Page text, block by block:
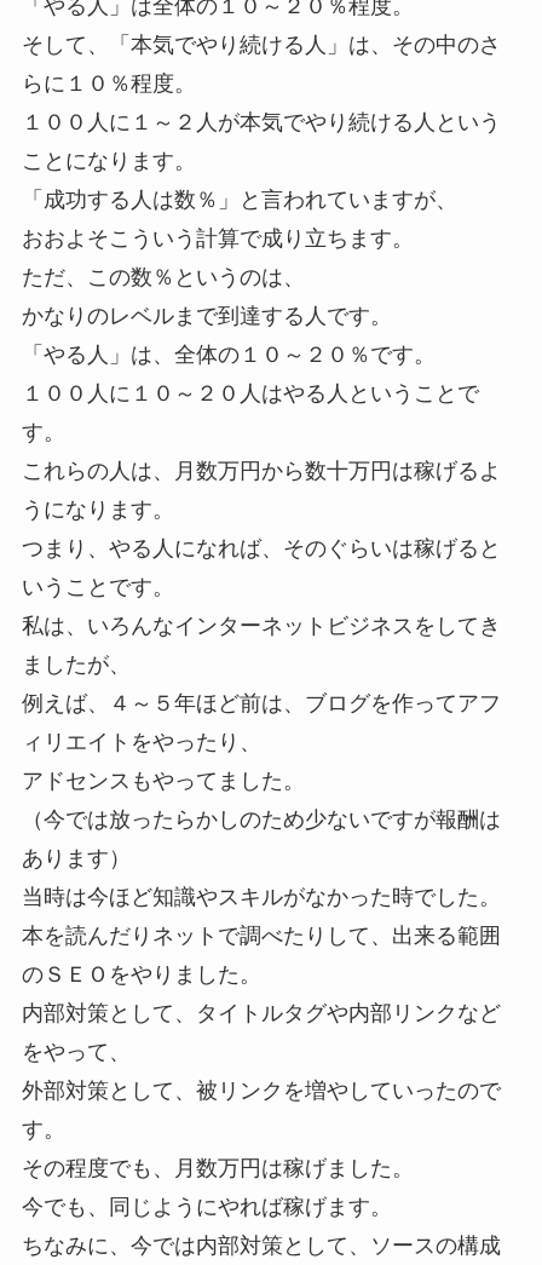
「やる人」は全体の１０～２０％程度。
そして、「本気でやり続ける人」は、その中のさ
らに１０％程度。
１００人に１～２人が本気でやり続ける人という
ことになります。
「成功する人は数％」と言われていますが、
おおよそこういう計算で成り立ちます。
ただ、この数％というのは、
かなりのレベルまで到達する人です。
「やる人」は、全体の１０～２０％です。
１００人に１０～２０人はやる人ということで
す。
これらの人は、月数万円から数十万円は稼げるよ
うになります。
つまり、やる人になれば、そのぐらいは稼げると
いうことです。
私は、いろんなインターネットビジネスをしてき
ましたが、
例えば、４～５年ほど前は、ブログを作ってアフ
ィリエイトをやったり、
アドセンスもやってました。
（今では放ったらかしのため少ないですが報酬は
あります）
当時は今ほど知識やスキルがなかった時でした。
本を読んだりネットで調べたりして、出来る範囲
のＳＥＯをやりました。
内部対策として、タイトルタグや内部リンクなど
をやって、
外部対策として、被リンクを増やしていったので
す。
その程度でも、月数万円は稼げました。
今でも、同じようにやれば稼げます。
ちなみに、今では内部対策として、ソースの構成